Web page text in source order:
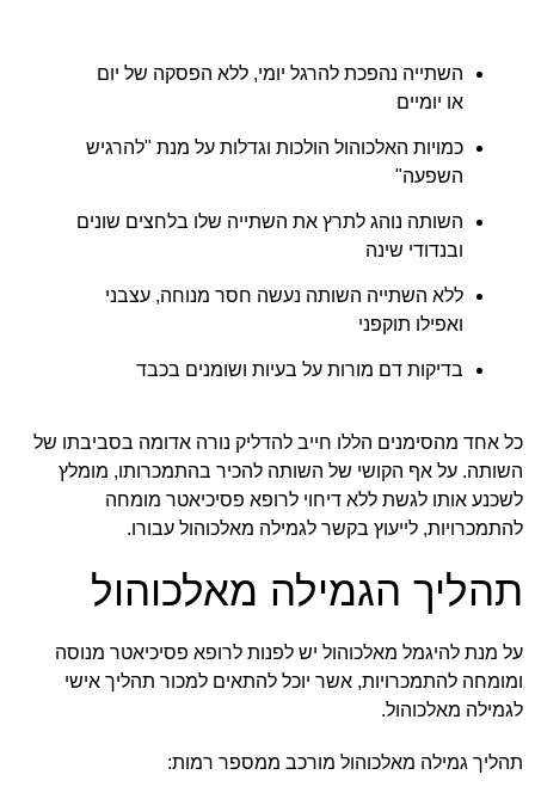
השתייה נהפכת להרגל יומי, ללא הפסקה של יום
או יומיים
כמויות האלכוהול הולכות וגדלות על מנת "להרגיש
השפעה"
השותה נוהג לתרץ את השתייה שלו בלחצים שונים
ובנדודי שינה
ללא השתייה השותה נעשה חסר מנוחה, עצבני
ואפילו תוקפני
בדיקות דם מורות על בעיות ושומנים בכבד
כל אחד מהסימנים הללו חייב להדליק נורה אדומה בסביבתו של
השותה. על אף הקושי של השותה להכיר בהתמכרותו, מומלץ
לשכנע אותו לגשת ללא דיחוי לרופא פסיכיאטר מומחה
להתמכרויות, לייעוץ בקשר לגמילה מאלכוהול עבורו.
תהליך הגמילה מאלכוהול
על מנת להיגמל מאלכוהול יש לפנות לרופא פסיכיאטר מנוסה
ומומחה להתמכרויות, אשר יוכל להתאים למכור תהליך אישי
לגמילה מאלכוהול.
תהליך גמילה מאלכוהול מורכב ממספר רמות: